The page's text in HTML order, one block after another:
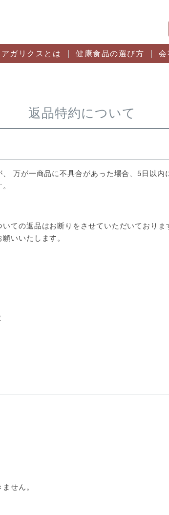
アガリクスとは 健康食品の選び方 会
返品特約について
万が一商品に不具合があった場合、5日以
ての返品はお断りをさせていただいており
いいたします。
せん。